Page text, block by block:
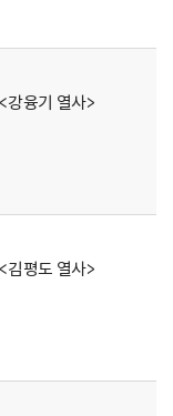
강융기 열사>
김평도 열사>